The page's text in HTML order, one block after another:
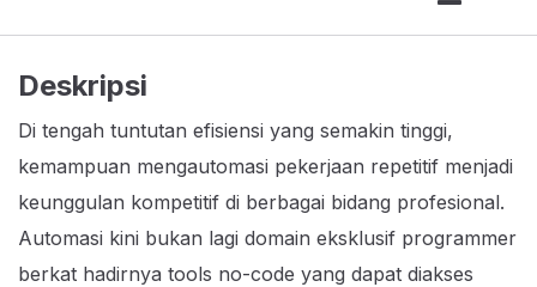
Deskripsi
Di tengah tuntutan efisiensi yang semakin tinggi,
kemampuan mengautomasi pekerjaan repetitif menjadi
keunggulan kompetitif di berbagai bidang profesional.
Automasi kini bukan lagi domain eksklusif programmer
berkat hadirnya tools no-code yang dapat diakses